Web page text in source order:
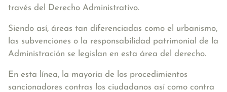
través del Derecho Administrativo.
Siendo así, áreas tan diferenciadas como el urbanismo,
las subvenciones o la responsabilidad patrimonial de la
Administración se legislan en esta área del derecho.
En esta línea, la mayoría de los procedimientos
sancionadores contras los ciudadanos así como contra